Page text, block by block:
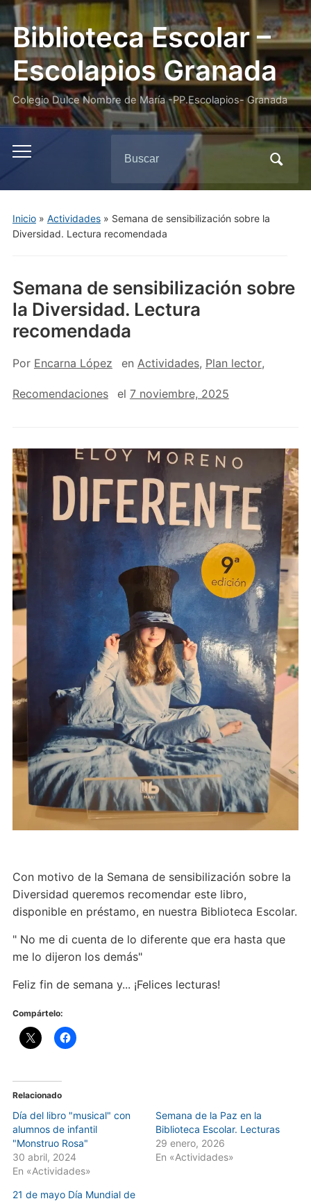
Biblioteca Escolar –
Escolapios Granada
Colegio Dulce Nombre de María -PP.Escolapios- Granada
Alternar
menú
móvil
Inicio» Actividades» Semana de sensibilización sobre la
Diversidad. Lectura recomendada
Semana de sensibilización sobre
la Diversidad. Lectura
recomendada
Por Encarna López en Actividades, Plan lector,
Recomendaciones el 7 noviembre, 2025
Con motivo de la Semana de sensibilización sobre la
Diversidad queremos recomendar este libro,
disponible en préstamo, en nuestra Biblioteca Escolar.
" No me di cuenta de lo diferente que era hasta que
me lo dijeron los demás"
Feliz fin de semana y... ¡Felices lecturas!
Compártelo:
Relacionado
Día del libro "musical" con
alumnos de infantil
"Monstruo Rosa"
30 abril, 2024
En «Actividades»
Semana de la Paz en la
Biblioteca Escolar. Lecturas
29 enero, 2026
En «Actividades»
21 de mayo Día Mundial de